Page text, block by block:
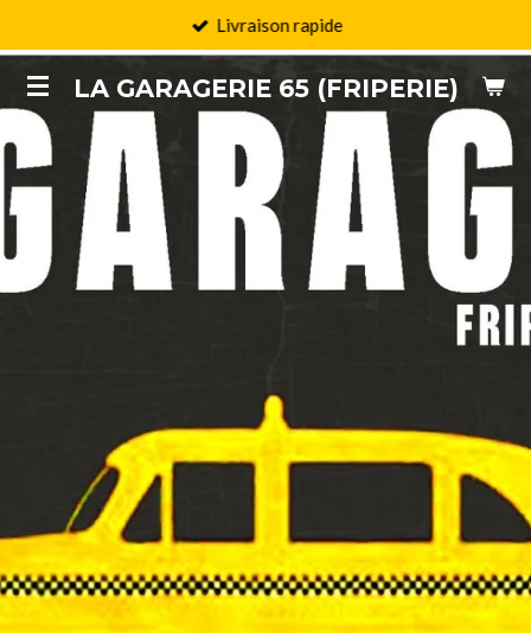
au
contenu
principal
LA GARAGERIE 65 (FRIPERIE)
Livraison rapide